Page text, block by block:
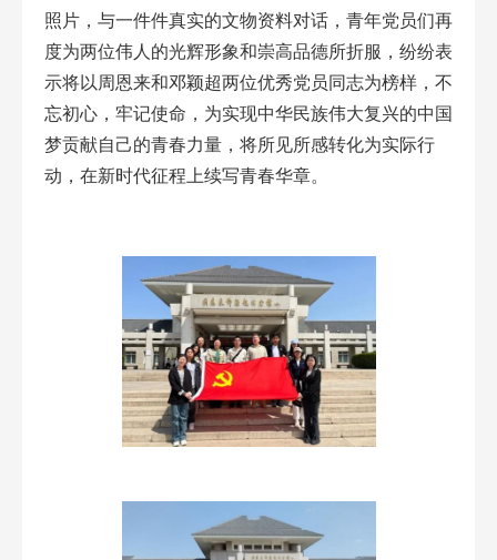
照片，与一件件真实的文物资料对话，青年党员们再
度为两位伟人的光辉形象和崇高品德所折服，纷纷表
示将以周恩来和邓颖超两位优秀党员同志为榜样，不
忘初心，牢记使命，为实现中华民族伟大复兴的中国
梦贡献自己的青春力量，将所见所感转化为实际行
动，在新时代征程上续写青春华章。